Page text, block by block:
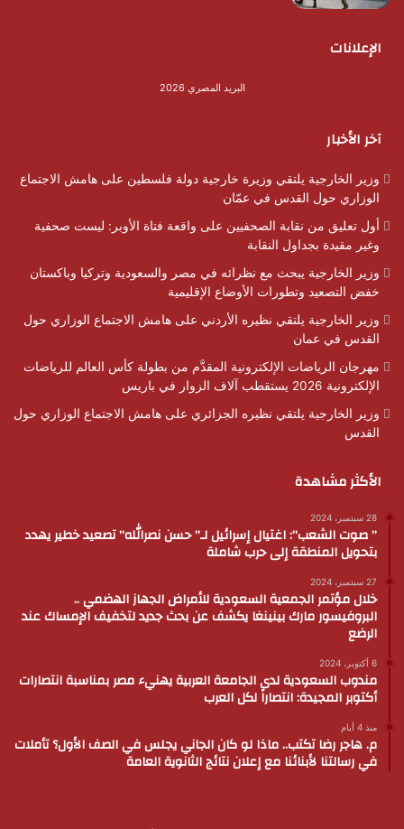
الإعلانات
البريد المصري 2026
آخر الأخبار
وزير الخارجية يلتقي وزيرة خارجية دولة فلسطين على هامش الاجتماع
الوزاري حول القدس في عمّان
أول تعليق من نقابة الصحفيين على واقعة فتاة الأوبر: ليست صحفية
وغير مقيدة بجداول النقابة
وزير الخارجية يبحث مع نظرائه في مصر والسعودية وتركيا وباكستان
خفض التصعيد وتطورات الأوضاع الإقليمية
وزير الخارجية يلتقي نظيره الأردني على هامش الاجتماع الوزاري حول
القدس في عمان
مهرجان الرياضات الإلكترونية المقدَّم من بطولة كأس العالم للرياضات
الإلكترونية 2026 يستقطب آلاف الزوار في باريس
وزير الخارجية يلتقي نظيره الجزائري على هامش الاجتماع الوزاري حول
القدس
الأكثر مشاهدة
28 سبتمبر، 2024
” صوت الشعب”: اغتيال إسرائيل لـ” حسن نصرالله” تصعيد خطير يهدد
بتحويل المنطقة إلى حرب شاملة
27 سبتمبر، 2024
خلال مؤتمر الجمعية السعودية للأمراض الجهاز الهضمي ..
البروفيسور مارك بينينغا يكشف عن بحث جديد لتخفيف الإمساك عند
الرضع
6 أكتوبر، 2024
مندوب السعودية لدى الجامعة العربية يهنيء مصر بمناسبة انتصارات
أكتوبر المجيدة: انتصاراً لكل العرب
منذ 4 أيام
م. هاجر رضا تكتب.. ماذا لو كان الجاني يجلس في الصف الأول؟ تأملات
في رسالتنا لأبنائنا مع إعلان نتائج الثانوية العامة